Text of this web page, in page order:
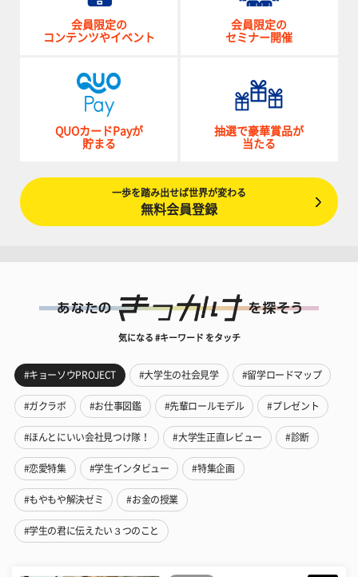
会員限定の
コンテンツやイベント
会員限定の
セミナー開催
QUOカードPayが
貯まる
抽選で豪華賞品が
当たる
一歩を踏み出せば世界が変わる
無料会員登録
気になる #キーワード をタッチ
#キョーソウPROJECT #大学生の社会見学 #留学ロードマップ
#ガクラボ #お仕事図鑑 #先輩ロールモデル #プレゼント
#ほんとにいい会社見つけ隊！ #大学生正直レビュー #診断
#恋愛特集 #学生インタビュー #特集企画
#もやもや解決ゼミ #お金の授業
#学生の君に伝えたい３つのこと